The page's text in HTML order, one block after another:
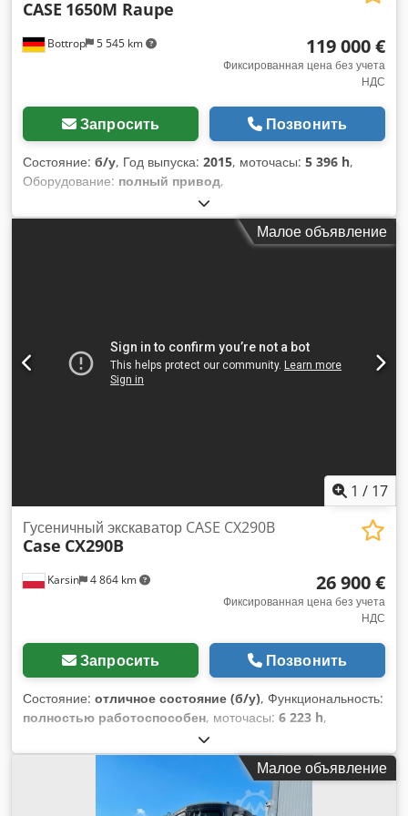
Bottrop 5 545 km
CASE 1650M Raupe
119 000 €
Фиксированная цена без учета
НДС
Запросить Позвонить
Состояние: б/у, Год выпуска: 2015, моточасы: 5 396 h,
Оборудование: полный привод,
Малое объявление
1 / 17
Karsin 4 864 km
Гусеничный экскаватор CASE CX290B
Case CX290B
26 900 €
Фиксированная цена без учета
НДС
Запросить Позвонить
Состояние: отличное состояние (б/у), Функциональность:
полностью работоспособен, моточасы: 6 223 h,
Гусеничный экскаватор CASE CX290B с гидравликой
Kawasaki и двигателем Isuzu Технические характеристики:
- Двигатель: Isuzu AH-6HK1X (6-цилиндровый, с
турбонаддувом, Common Rail). - Мощность двигателя:
Малое объявление